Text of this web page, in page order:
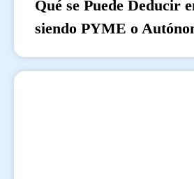
Qué se Puede Deducir
siendo PYME o